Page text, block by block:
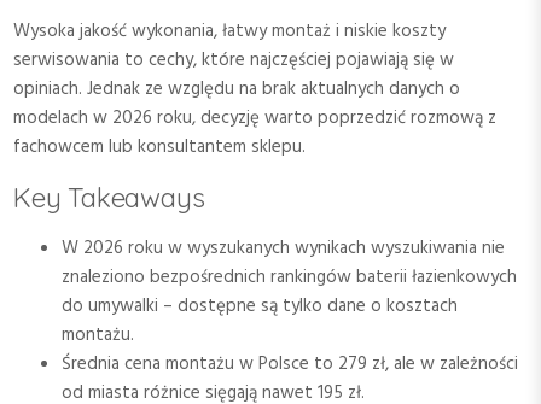
Wysoka jakość wykonania, łatwy montaż i niskie koszty
serwisowania to cechy, które najczęściej pojawiają się w
opiniach. Jednak ze względu na brak aktualnych danych o
modelach w 2026 roku, decyzję warto poprzedzić rozmową z
fachowcem lub konsultantem sklepu.
Key Takeaways
W 2026 roku w wyszukanych wynikach wyszukiwania nie
znaleziono bezpośrednich rankingów baterii łazienkowych
do umywalki – dostępne są tylko dane o kosztach
montażu.
Średnia cena montażu w Polsce to 279 zł, ale w zależności
od miasta różnice sięgają nawet 195 zł.